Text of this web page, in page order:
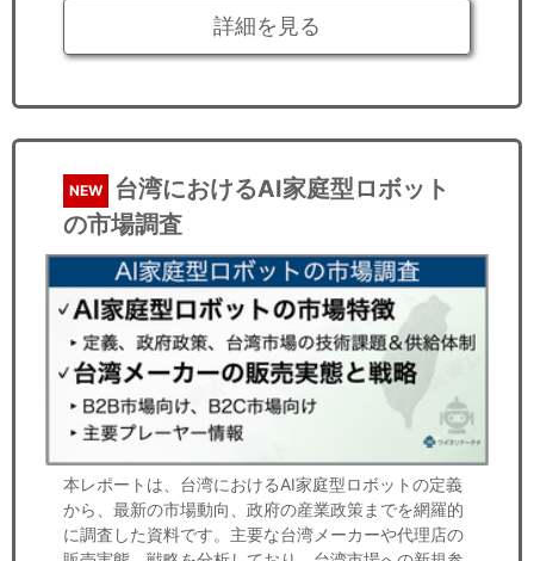
詳細を見る
NEW
台湾におけるAI家庭型ロボット
の市場調査
本レポートは、台湾におけるAI家庭型ロボットの定義
から、最新の市場動向、政府の産業政策までを網羅的
に調査した資料です。主要な台湾メーカーや代理店の